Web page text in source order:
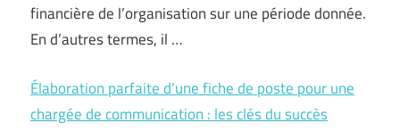
financière de l’organisation sur une période donnée.
En d’autres termes, il …
Élaboration parfaite d’une fiche de poste pour une
chargée de communication : les clés du succès